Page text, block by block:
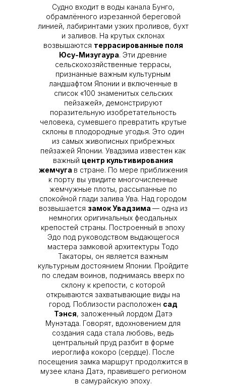
Судно входит в воды канала Бунго,
обрамлённого изрезанной береговой
линией, лабиринтами узких проливов, бухт
и заливов. На крутых склонах
возвышаются террасированные поля
Юсу-Мизугаура. Эти древние
сельскохозяйственные террасы,
признанные важным культурным
ландшафтом Японии и включенные в
список «100 знаменитых сельских
пейзажей», демонстрируют
поразительную изобретательность
человека, сумевшего превратить крутые
склоны в плодородные угодья. Это один
из самых живописных прибрежных
пейзажей Японии. Увадзима известен как
важный центр культивирования
жемчуга в стране. По мере приближения
к порту вы увидите многочисленные
жемчужные плоты, рассыпанные по
спокойной глади залива Ува. Над городом
возвышается замок Увадзима — одна из
немногих оригинальных феодальных
крепостей страны. Построенный в эпоху
Эдо под руководством выдающегося
мастера замковой архитектуры Тодо
Такаторы, он является важным
культурным достоянием Японии. Пройдите
по следам воинов, поднимаясь вверх по
склону к крепости, с которой
открываются захватывающие виды на
город. Поблизости расположен сад
Тэнся, заложенный лордом Датэ
Мунэтада. Говорят, вдохновением для
создания сада стала любовь, ведь
центральный пруд разбит в форме
иероглифа кокоро (сердце). После
посещения замка маршрут продолжится в
музее клана Датэ, правившего регионом
в самурайскую эпоху.